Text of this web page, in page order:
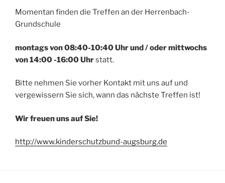
Momentan finden die Treffen an der Herrenbach-
Grundschule
montags von 08:40-10:40 Uhr und / oder mittwochs
von 14:00 -16:00 Uhrstatt.
Bitte nehmen Sie vorher Kontakt mit uns auf und
vergewissern Sie sich, wann das nächste Treffen ist!
Wir freuen uns auf Sie!
http://www.kinderschutzbund-augsburg.de